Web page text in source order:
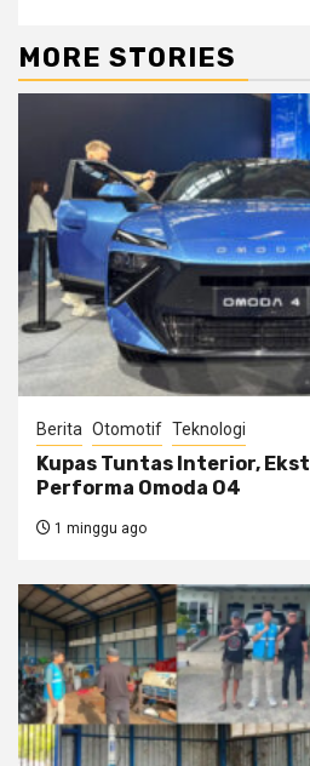
MORE STORIES
Berita Otomotif Teknologi
Kupas Tuntas Interior,
Performa Omoda O4
1 minggu ago